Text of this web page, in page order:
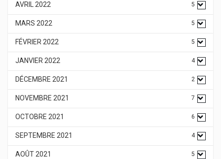
AVRIL 2022 5
MARS 2022 5
FÉVRIER 2022 5
JANVIER 2022 4
DÉCEMBRE 2021 2
NOVEMBRE 2021 7
OCTOBRE 2021 6
SEPTEMBRE 2021 4
AOÛT 2021 5